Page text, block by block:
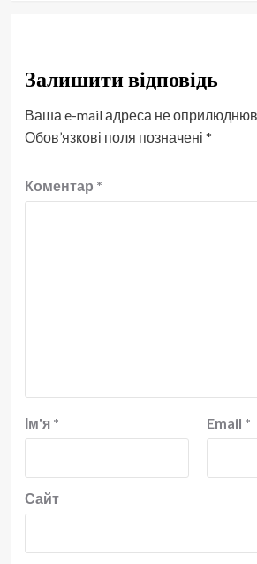
Залишити відповідь
Ваша e-mail адреса не
Обов’язкові поля позначені *
Коментар *
Ім'я * Email *
Сайт